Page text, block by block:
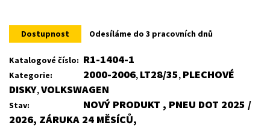
Dostupnost Odesíláme do 3 pracovních dnů
Katalogové číslo: R1-1404-1
Kategorie: 2000-2006, LT28/35, PLECHOVÉ
DISKY,VOLKSWAGEN
Stav:
NOVÝ PRODUKT , PNEU DOT 2025 /
2026, ZÁRUKA 24 MĚSÍCŮ,